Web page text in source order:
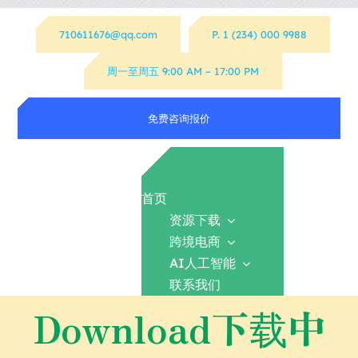
710611676@qq.com P. 1 (234) 000 9988
周一至周五 9:00 AM – 17:00 PM
免费咨询报价
首页
资源下载
跨境电商
AI人工智能
联系我们
Download下载中